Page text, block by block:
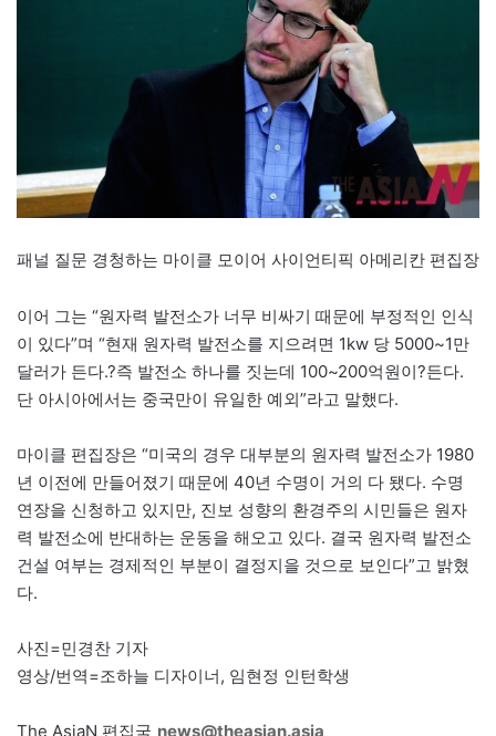
패널 질문 경청하는 마이클 모이어 사이언티픽 아메리칸 편집장
이어 그는 “원자력 발전소가 너무 비싸기 때문에 부정적인 인식
이 있다”며 “현재 원자력 발전소를 지으려면 1kw 당 5000~1만
달러가 든다.?즉 발전소 하나를 짓는데 100~200억원이?든다.
단 아시아에서는 중국만이 유일한 예외”라고 말했다.
마이클 편집장은 “미국의 경우 대부분의 원자력 발전소가 1980
년 이전에 만들어졌기 때문에 40년 수명이 거의 다 됐다. 수명
연장을 신청하고 있지만, 진보 성향의 환경주의 시민들은 원자
력 발전소에 반대하는 운동을 해오고 있다. 결국 원자력 발전소
건설 여부는 경제적인 부분이 결정지을 것으로 보인다”고 밝혔
다.
사진=민경찬 기자
영상/번역=조하늘 디자이너, 임현정 인턴학생
The AsiaN 편집국 news@theasian.asia